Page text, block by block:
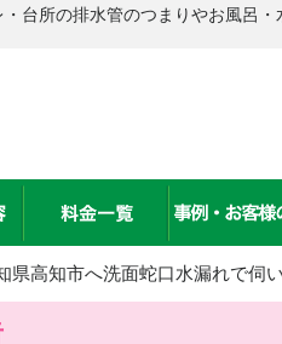
・台所の排水管のつまりやお風呂
県高知市へ洗面蛇口水漏れで伺い